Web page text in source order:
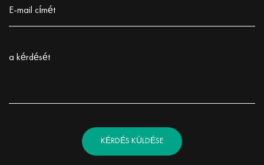
E-mail címét
a kérdését
KÉRDÉS KÜLDÉSE